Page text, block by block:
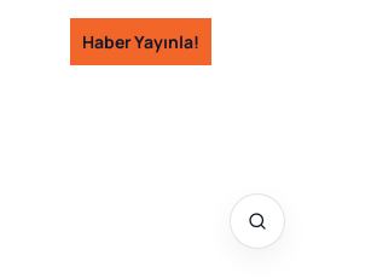
İçeriğeHaber Yayınla!